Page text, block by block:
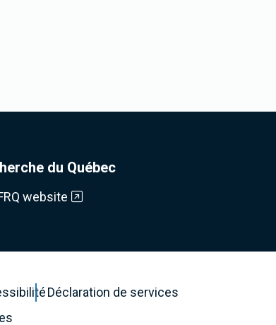
du Québec
website
Déclaration de services